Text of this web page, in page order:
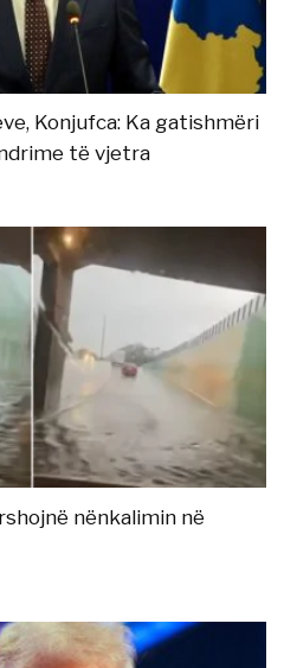
Konjufca: Ka gatishmëri
të vjetra
nënkalimin në